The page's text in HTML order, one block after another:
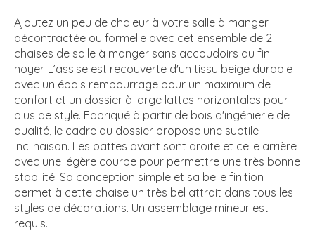
Ajoutez un peu de chaleur à votre salle à manger
décontractée ou formelle avec cet ensemble de 2
chaises de salle à manger sans accoudoirs au fini
noyer. L’assise est recouverte d'un tissu beige durable
avec un épais rembourrage pour un maximum de
confort et un dossier à large lattes horizontales pour
plus de style. Fabriqué à partir de bois d'ingénierie de
qualité, le cadre du dossier propose une subtile
inclinaison. Les pattes avant sont droite et celle arrière
avec une légère courbe pour permettre une très bonne
stabilité. Sa conception simple et sa belle finition
permet à cette chaise un très bel attrait dans tous les
styles de décorations. Un assemblage mineur est
requis.